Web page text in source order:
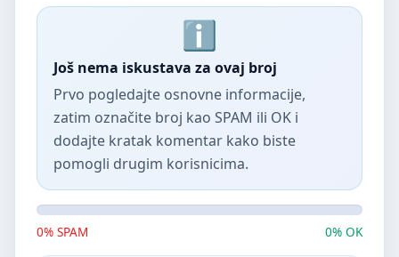
Još nema iskustava za ovaj broj
Prvo pogledajte osnovne informacije,
zatim označite broj kao SPAM ili OK i
dodajte kratak komentar kako biste
pomogli drugim korisnicima.
0% SPAM 0% OK